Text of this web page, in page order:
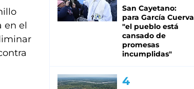
en el
San Cayetano:
para García Cuerva
"el pueblo está
cansado de
promesas
incumplidas"